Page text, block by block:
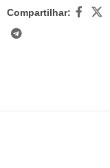
Compartilhar: